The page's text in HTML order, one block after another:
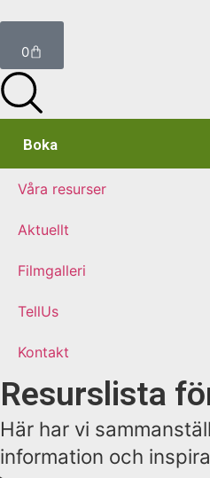
0
Boka
Våra resurser
Aktuellt
Filmgalleri
TellUs
Kontakt
Resurslista
Här har vi
information och